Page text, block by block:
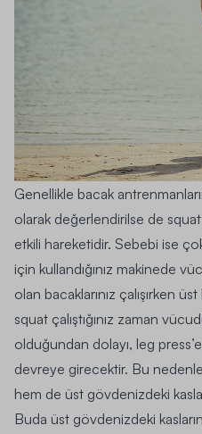
Genellikle bacak
olarak değerlendirilse de
etkili hareketidir. Sebebi ise
için kullandığınız makinede
olan bacaklarınız çalışırken
squat çalıştığınız zaman
olduğundan dolayı, leg
devreye girecektir. Bu nedenle
hem de üst gövdenizdeki
Buda üst gövdenizdeki